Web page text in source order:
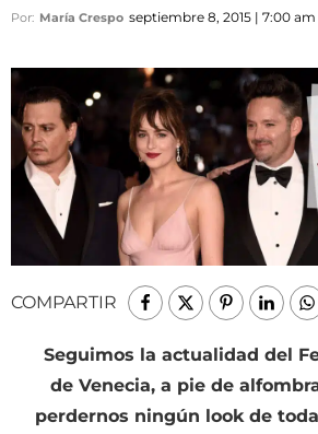
Por: María Crespo septiembre 8, 2015 | 7:00 am
COMPARTIR
Seguimos la actualidad del
de Venecia, a pie de
perdernos ningún look de